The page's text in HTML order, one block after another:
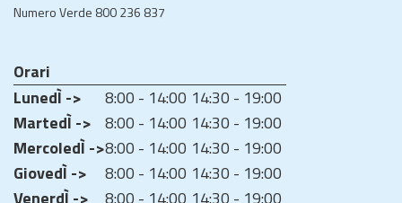
Numero Verde 800 236 837
Orari
LunedÌ ->
8:00 - 14:00 14:30 - 19:00
MartedÌ -> 8:00 - 14:00 14:30 - 19:00
MercoledÌ ->8:00 - 14:00 14:30 - 19:00
GiovedÌ ->
8:00 - 14:00 14:30 - 19:00
VenerdÌ ->
8:00 - 14:00 14:30 - 19:00